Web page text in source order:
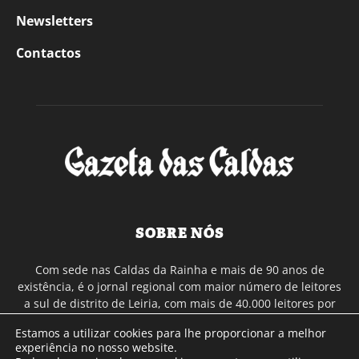
Newsletters
Contactos
SOBRE NÓS
Com sede nas Caldas da Rainha e mais de 90 anos de
existência, é o jornal regional com maior número de leitores
a sul de distrito de Leiria, com mais de 40.000 leitores por
Continental e assinatura online.
Estamos a utilizar cookies para lhe proporcionar a melhor
experiência no nosso website.